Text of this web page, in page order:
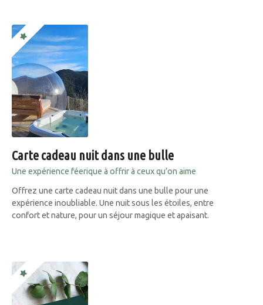
Carte cadeau nuit dans une bulle
Une expérience féerique à offrir à ceux qu’on aime
Offrez une carte cadeau nuit dans une bulle pour une
expérience inoubliable. Une nuit sous les étoiles, entre
confort et nature, pour un séjour magique et apaisant.